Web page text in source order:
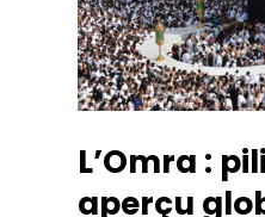
L’Omra :
aperçu